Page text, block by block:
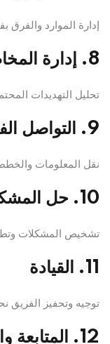
إدارة الموارد والفرق
8. إدارة المخاطر
تحليل التهديدات
9. التواصل الفعال
نقل المعلومات
10. حل المشكلات
تشخيص المشكلات
11. القيادة
توجيه وتحفيز الفريق
12. المتابعة والتقييم